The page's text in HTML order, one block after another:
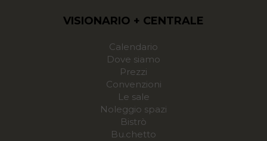
VISIONARIO + CENTRALE
Calendario
Dove siamo
Prezzi
Convenzioni
Le sale
Noleggio spazi
Bistrò
Bu.chetto